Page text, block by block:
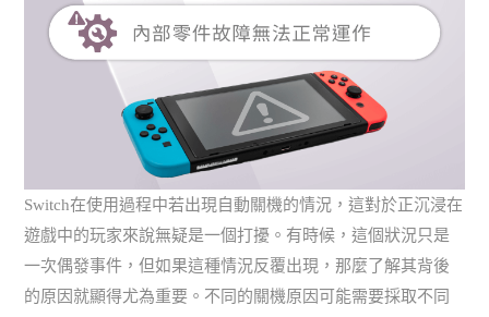
Switch在使用過程中若出現自動關機的情況，這對於正沉浸在
遊戲中的玩家來說無疑是一個打擾。有時候，這個狀況只是
一次偶發事件，但如果這種情況反覆出現，那麼了解其背後
的原因就顯得尤為重要。不同的關機原因可能需要採取不同